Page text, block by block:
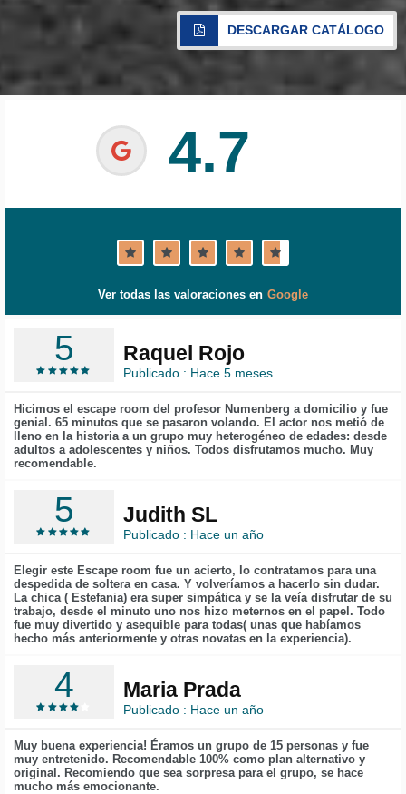
DESCARGAR CATÁLOGO
4.7
Ver todas las valoraciones en Google
5 Raquel Rojo
Publicado : Hace 5 meses
Hicimos el escape room del profesor Numenberg a domicilio y fue
genial. 65 minutos que se pasaron volando. El actor nos metió de
lleno en la historia a un grupo muy heterogéneo de edades: desde
adultos a adolescentes y niños. Todos disfrutamos mucho. Muy
recomendable.
5 Judith SL
Publicado : Hace un año
Elegir este Escape room fue un acierto, lo contratamos para una
despedida de soltera en casa. Y volveríamos a hacerlo sin dudar.
La chica ( Estefania) era super simpática y se la veía disfrutar de su
trabajo, desde el minuto uno nos hizo meternos en el papel. Todo
fue muy divertido y asequible para todas( unas que habíamos
hecho más anteriormente y otras novatas en la experiencia).
4 Maria Prada
Publicado : Hace un año
Muy buena experiencia! Éramos un grupo de 15 personas y fue
muy entretenido. Recomendable 100% como plan alternativo y
original. Recomiendo que sea sorpresa para el grupo, se hace
mucho más emocionante.